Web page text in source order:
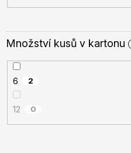
Množství kusů v kartonu
6 2
12 0